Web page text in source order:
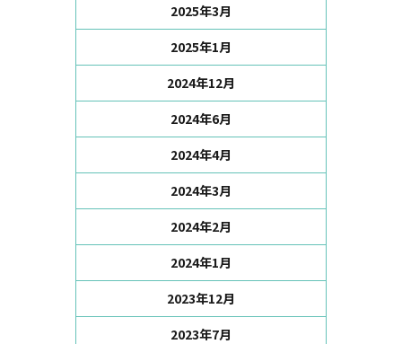
2025年3月
2025年1月
2024年12月
2024年6月
2024年4月
2024年3月
2024年2月
2024年1月
2023年12月
2023年7月